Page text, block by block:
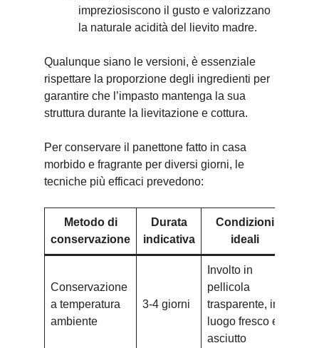
impreziosiscono il gusto e valorizzano
la naturale acidità del lievito madre.
Qualunque siano le versioni, è essenziale
rispettare la proporzione degli ingredienti per
garantire che l’impasto mantenga la sua
struttura durante la lievitazione e cottura.
Per conservare il panettone fatto in casa
morbido e fragrante per diversi giorni, le
tecniche più efficaci prevedono:
Metodo di
conservazione
Durata
indicativa
Condizioni
ideali
Conservazione
a temperatura
ambiente
3-4 giorni
Involto in
pellicola
trasparente, in
luogo fresco e
asciutto